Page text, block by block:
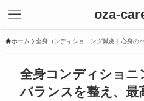
oza-
ホーム 全身コンディショニング鍼灸｜心身の
全身コンディショニ
バランスを整え、最